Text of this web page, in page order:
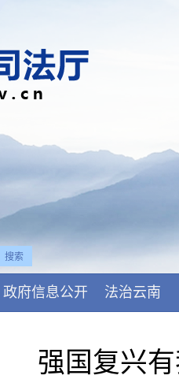
政府信息公开 法治云南
强国复兴